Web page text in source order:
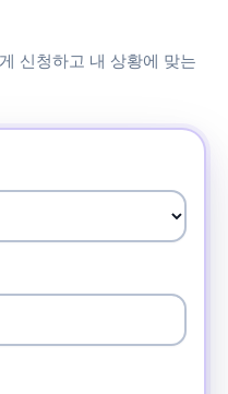
신청하고 내 상황에 맞는